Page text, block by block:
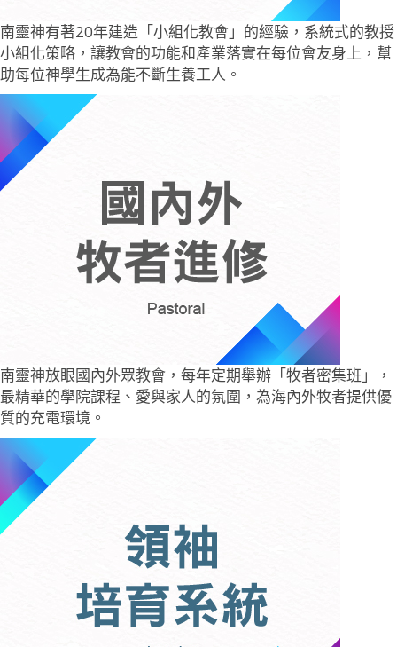
南靈神有著20年建造「小組化教會」的經驗，系統式的教授
小組化策略，讓教會的功能和產業落實在每位會友身上，幫
助每位神學生成為能不斷生養工人。
南靈神放眼國內外眾教會，每年定期舉辦「牧者密集班」，
最精華的學院課程、愛與家人的氛圍，為海內外牧者提供優
質的充電環境。